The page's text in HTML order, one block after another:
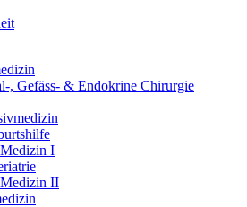
, Gefäss- & Endokrine Chirurgie
I
II